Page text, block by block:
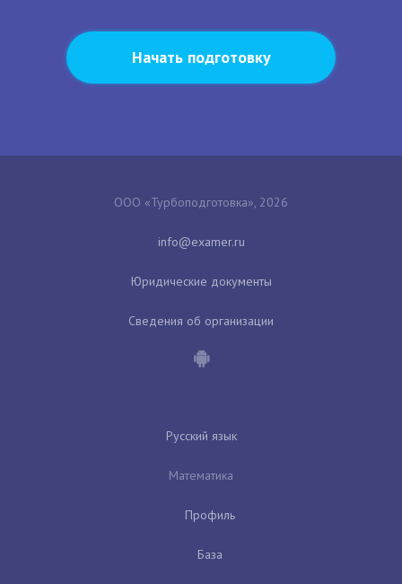
Начать подготовку
ООО «Турбоподготовка», 2026
Юридические документы
Сведения об организации
Русский язык
Математика
Профиль
База